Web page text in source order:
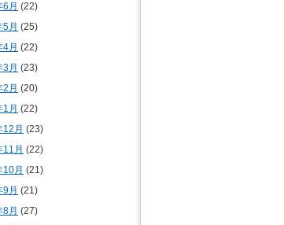
月 (22)
月 (25)
月 (22)
月 (23)
月 (20)
月 (22)
月 (23)
月 (22)
月 (21)
月 (21)
月 (27)